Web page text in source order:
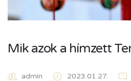
Mik azok a hímzett
admin 2023.01.27.